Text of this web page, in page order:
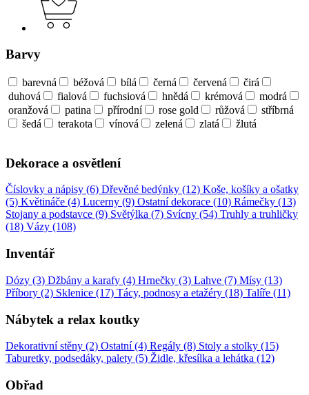
Barvy
barevná béžová bílá černá červená
čirá
duhová
fialová fuchsiová hnědá krémová
modrá
oranžová
patina přírodní rose gold růžová
stříbrná
šedá
terakota vínová zelená zlatá žlutá
Dekorace a osvětlení
Číslovky a nápisy (6) Dřevěné bedýnky (12) Koše, košíky a ošatky
(5) Květináče (4) Lucerny (9) Ostatní dekorace (10) Rámečky (13)
Stojany a podstavce (9) Světýlka (7) Svícny (54) Truhly a truhličky
(18) Vázy (108)
Inventář
Dózy (3) Džbány a karafy (4) Hrnečky (3) Lahve (7) Mísy (13)
Příbory (2) Sklenice (17) Tácy, podnosy a etažéry (18) Talíře (11)
Nábytek a relax koutky
Dekorativní stěny (2) Ostatní (4) Regály (8) Stoly a stolky (15)
Taburetky, podsedáky, palety (5) Židle, křesílka a lehátka (12)
Obřad